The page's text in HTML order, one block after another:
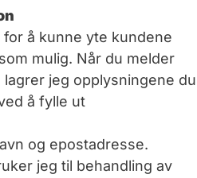
å kunne yte kundene
mulig. Når du melder
jeg opplysningene du
å fylle ut
og epostadresse.
jeg til behandling av